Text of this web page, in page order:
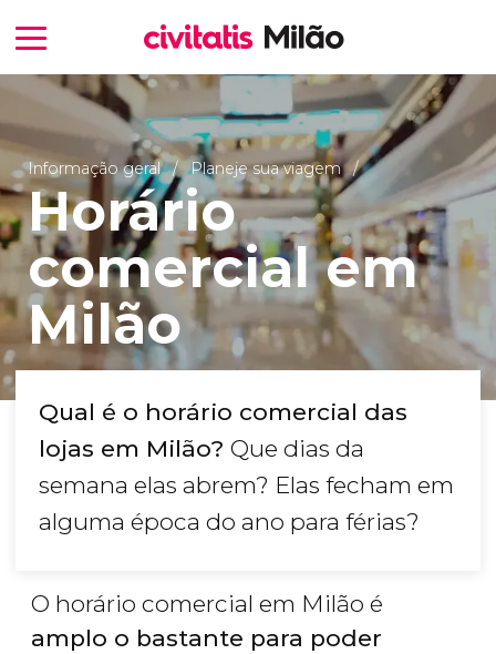
Informação geral Planeje sua viagem
Horário
comercial em
Milão
Qual é o horário comercial das
lojas em Milão? Que dias da
semana elas abrem? Elas fecham em
alguma época do ano para férias?
O horário comercial em Milão é
amplo o bastante para poder